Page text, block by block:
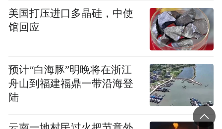
示，他孩子被诊断为铅中毒。他表示，看到
诊断结果，决定立即在该医院住院治疗。
家长王先生告诉记者，7月4日西安另一家医
院出具的电子检查报告显示，他孩子的血铅
检测结果为232.18微克/升，而此前天水相关
部门工作人员电话告知他，孩子的检测结果
美国打压进口多晶硅，中使
馆回应
预计“白海豚”明晚将在浙江
舟山到福建福鼎一带沿海登
陆